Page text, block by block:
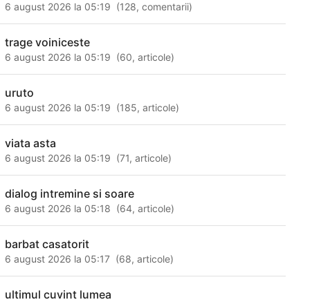
6 august 2026 la 05:19 (128,comentarii)
trage voiniceste
6 august 2026 la 05:19 (60,articole)
uruto
6 august 2026 la 05:19 (185,articole)
viata asta
6 august 2026 la 05:19 (71,articole)
dialog intremine si soare
6 august 2026 la 05:18 (64,articole)
barbat casatorit
6 august 2026 la 05:17 (68,articole)
ultimul cuvint lumea